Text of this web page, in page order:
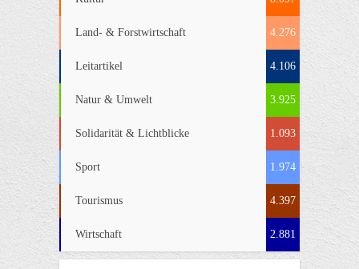
Land- & Forstwirtschaft 4.276
Leitartikel 4.106
Natur & Umwelt 3.925
Solidarität & Lichtblicke 1.093
Sport 1.974
Tourismus 4.397
Wirtschaft 2.881